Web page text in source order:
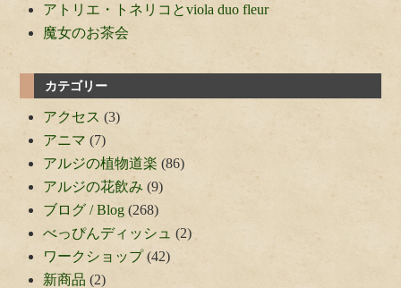
アトリエ・トネリコとviola duo fleur
魔女のお茶会
カテゴリー
アクセス (3)
アニマ (7)
アルジの植物道楽 (86)
アルジの花飲み (9)
ブログ / Blog (268)
べっぴんディッシュ (2)
ワークショップ(42)
新商品 (2)